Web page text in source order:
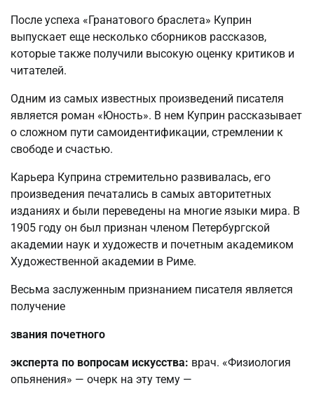
После успеха «Гранатового браслета» Куприн
выпускает еще несколько сборников рассказов,
которые также получили высокую оценку критиков и
читателей.
Одним из самых известных произведений писателя
является роман «Юность». В нем Куприн рассказывает
о сложном пути самоидентификации, стремлении к
свободе и счастью.
Карьера Куприна стремительно развивалась, его
произведения печатались в самых авторитетных
изданиях и были переведены на многие языки мира. В
1905 году он был признан членом Петербургской
академии наук и художеств и почетным академиком
Художественной академии в Риме.
Весьма заслуженным признанием писателя является
получение
звания почетного
эксперта по вопросам искусства: врач. «Физиология
опьянения» — очерк на эту тему —